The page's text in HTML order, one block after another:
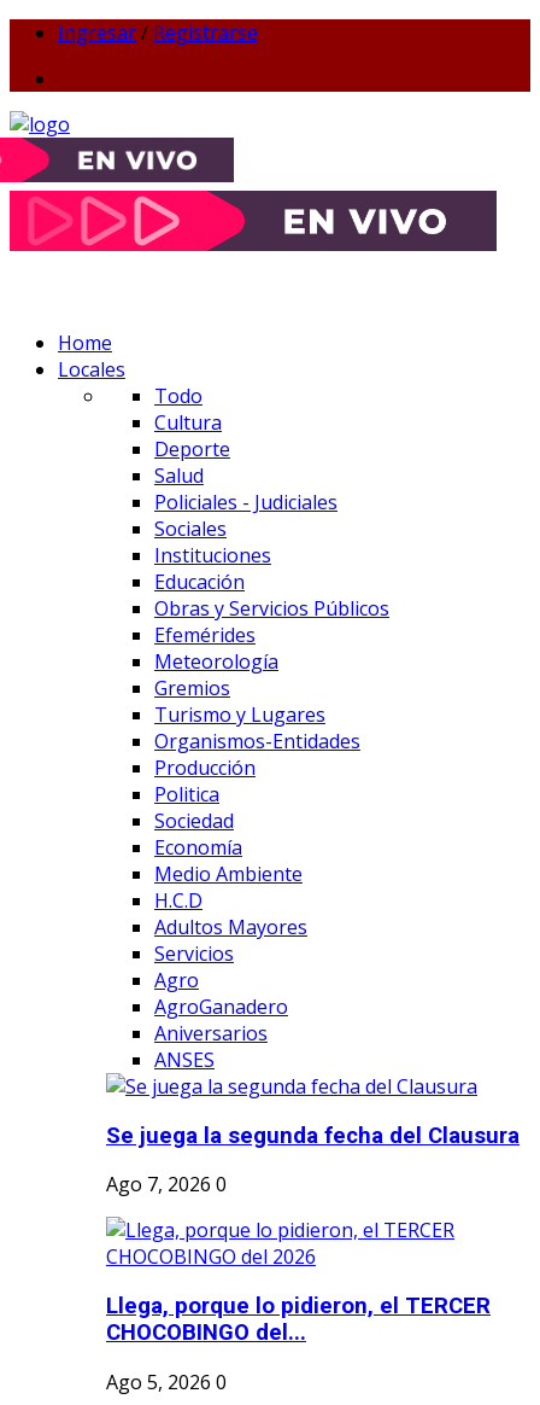
Ingresar/ Registrarse
Home
Locales
Todo
Cultura
Deporte
Salud
Policiales - Judiciales
Sociales
Instituciones
Educación
Obras y Servicios Públicos
Efemérides
Meteorología
Gremios
Turismo y Lugares
Organismos-Entidades
Producción
Politica
Sociedad
Economía
Medio Ambiente
H.C.D
Adultos Mayores
Servicios
Agro
AgroGanadero
Aniversarios
ANSES
Se juega la segunda fecha del Clausura
Ago 7, 2026 0
Llega, porque lo pidieron, el TERCER
CHOCOBINGO del...
Ago 5, 2026 0